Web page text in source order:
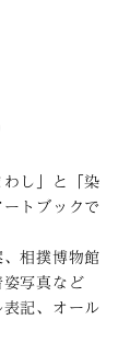
し」と「染
トブックで
相撲博物館
姿写真など
記、オール